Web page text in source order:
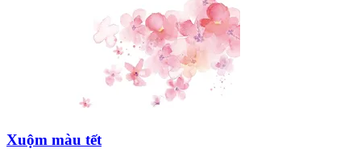
Xuộm màu tết